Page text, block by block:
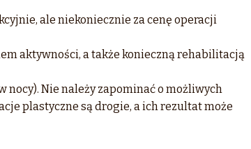
ale niekoniecznie za cenę operacji
aktywności, a także konieczną rehabilitacją
nocy). Nie należy zapominać o możliwych
plastyczne są drogie, a ich rezultat może